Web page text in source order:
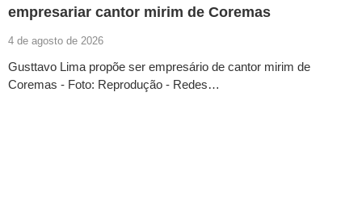
empresariar cantor mirim de Coremas
4 de agosto de 2026
Gusttavo Lima propõe ser empresário de cantor mirim de
Coremas - Foto: Reprodução - Redes…